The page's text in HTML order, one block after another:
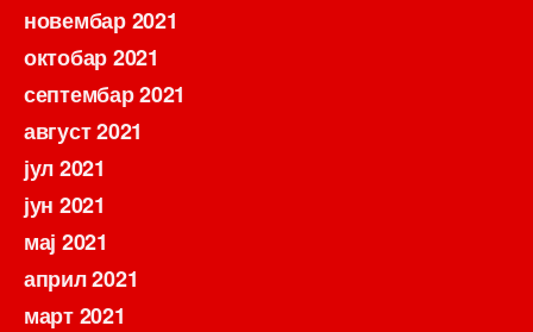
новембар 2021
октобар 2021
септембар 2021
август 2021
јул 2021
јун 2021
мај 2021
април 2021
март 2021